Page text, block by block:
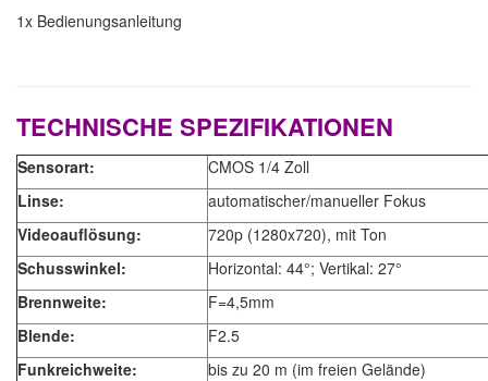
1x Bedienungsanleitung
TECHNISCHE SPEZIFIKATIONEN
Sensorart:
CMOS 1/4 Zoll
Linse:
automatischer/manueller Fokus
Videoauflösung:
720p (1280x720), mit Ton
Schusswinkel:
Horizontal: 44°; Vertikal: 27°
Brennweite:
F=4,5mm
Blende:
F2.5
Funkreichweite:
bis zu 20 m (im freien Gelände)